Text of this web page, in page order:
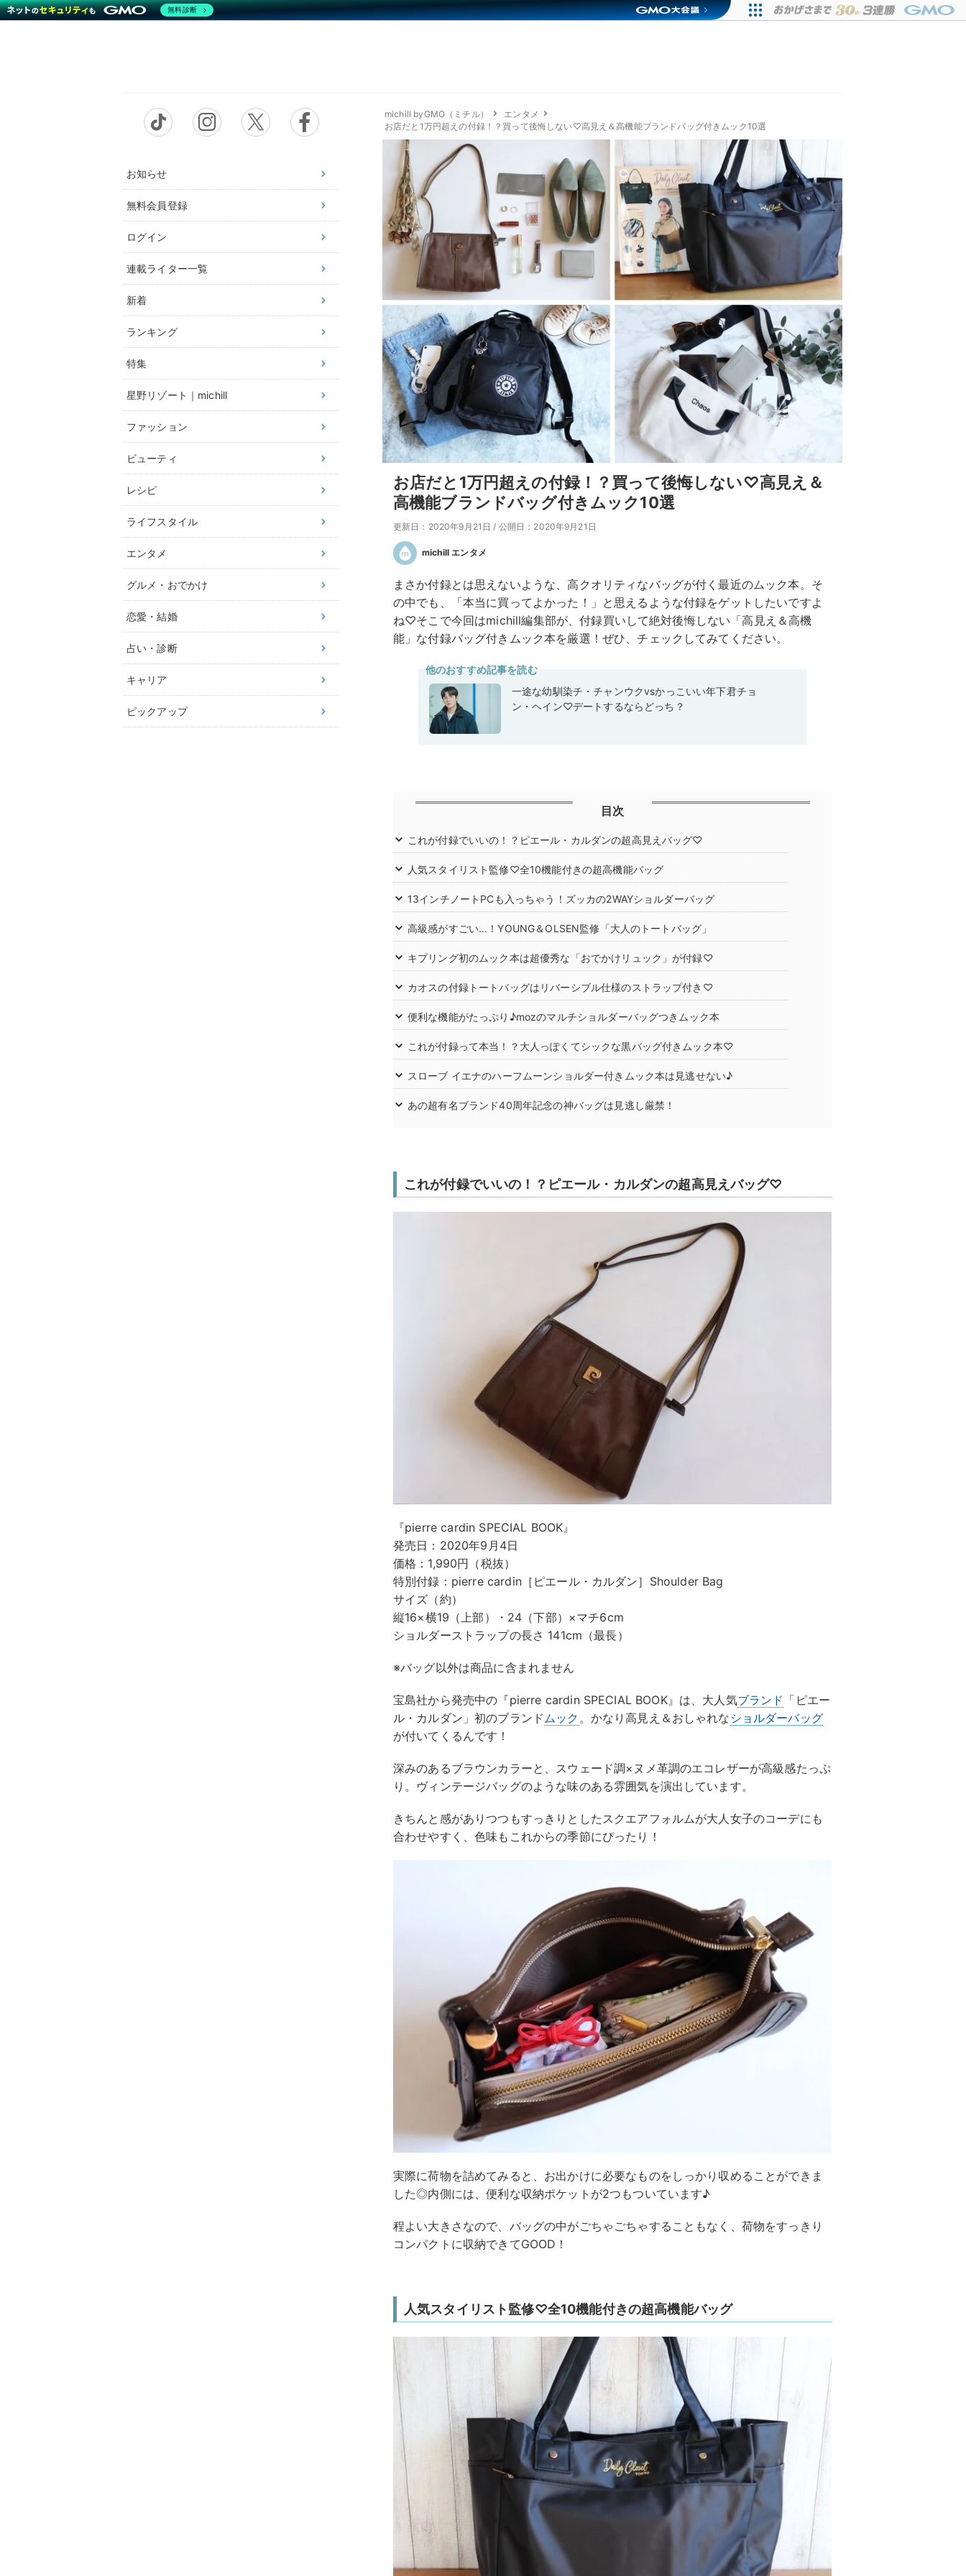
お知らせ
無料会員登録
ログイン
連載ライター一覧
新着
ランキング
特集
星野リゾート｜michill
ファッション
ビューティ
レシピ
ライフスタイル
エンタメ
グルメ・おでかけ
恋愛・結婚
占い・診断
キャリア
ピックアップ
michill byGMO（ミチル）
エンタメ
お店だと1万円超えの付録！？買って後悔しない♡高見え＆高機能ブランドバッグ付きムック10選
お店だと1万円超えの付録！？買って後悔しない♡高見え＆
高機能ブランドバッグ付きムック10選
更新日：2020年9月21日 / 公開日：2020年9月21日
michill エンタメ
まさか付録とは思えないような、高クオリティなバッグが付く最近のムック本。そ
の中でも、「本当に買ってよかった！」と思えるような付録をゲットしたいですよ
ね♡そこで今回はmichill編集部が、付録買いして絶対後悔しない「高見え＆高機
能」な付録バッグ付きムック本を厳選！ぜひ、チェックしてみてください。
他のおすすめ記事を読む
一途な幼馴染チ・チャンウクvsかっこいい年下君チョ
ン・ヘイン♡デートするならどっち？
目次
これが付録でいいの！？ピエール・カルダンの超高見えバッグ♡
人気スタイリスト監修♡全10機能付きの超高機能バッグ
13インチノートPCも入っちゃう！ズッカの2WAYショルダーバッグ
高級感がすごい…！YOUNG＆OLSEN監修「大人のトートバッグ」
キプリング初のムック本は超優秀な「おでかけリュック」が付録♡
カオスの付録トートバッグはリバーシブル仕様のストラップ付き♡
便利な機能がたっぷり♪mozのマルチショルダーバッグつきムック本
これが付録って本当！？大人っぽくてシックな黒バッグ付きムック本♡
スローブ イエナのハーフムーンショルダー付きムック本は見逃せない♪
あの超有名ブランド40周年記念の神バッグは見逃し厳禁！
これが付録でいいの！？ピエール・カルダンの超高見えバッグ♡
『pierre cardin SPECIAL BOOK』
発売日：2020年9月4日
価格：1,990円（税抜）
特別付録：pierre cardin［ピエール・カルダン］Shoulder Bag
サイズ（約）
縦16×横19（上部）・24（下部）×マチ6cm
ショルダーストラップの長さ 141cm（最長）
※バッグ以外は商品に含まれません
宝島社から発売中の『pierre cardin SPECIAL BOOK』は、大人気ブランド 「ピエー
ル・カルダン」初のブランドムック 。かなり高見え＆おしゃれな ショルダーバッグ
が付いてくるんです！
深みのあるブラウンカラーと、スウェード調×ヌメ革調のエコレザーが高級感たっぷ
り。ヴィンテージバッグのような味のある雰囲気を演出しています。
きちんと感がありつつもすっきりとしたスクエアフォルムが大人女子のコーデにも
合わせやすく、色味もこれからの季節にぴったり！
実際に荷物を詰めてみると、お出かけに必要なものをしっかり収めることができま
した◎内側には、便利な収納ポケットが2つもついています♪
程よい大きさなので、バッグの中がごちゃごちゃすることもなく、荷物をすっきり
コンパクトに収納できてGOOD！
人気スタイリスト監修♡全10機能付きの超高機能バッグ
無料診断